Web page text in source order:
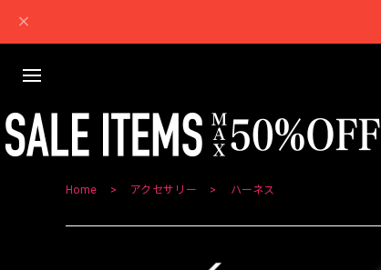
Home アクセサリー ハーネス